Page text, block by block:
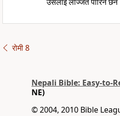
रोमी 8
Nepali Bible: Easy-to-
NE)
© 2004, 2010 Bible